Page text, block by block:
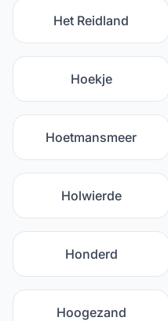
Het Reidland
Hoekje
Hoetmansmeer
Holwierde
Honderd
Hoogezand